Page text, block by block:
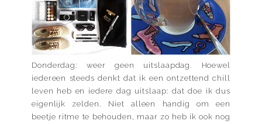
Donderdag: weer geen uitslaapdag. Hoewel
iedereen steeds denkt dat ik een ontzettend chill
leven heb en iedere dag uitslaap: dat doe ik dus
eigenlijk zelden. Niet alleen handig om een
beetje ritme te behouden, maar zo heb ik ook nog